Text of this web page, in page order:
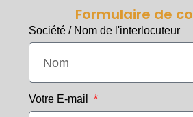
Formulaire de
Société / Nom de l'interlocuteur
Votre E-mail